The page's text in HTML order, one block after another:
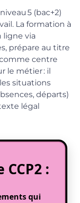
5 (bac+2)
La formation à
ligne via
prépare au titre
centre
le métier : il
situations
départs)
légal
CCP2 :
qui